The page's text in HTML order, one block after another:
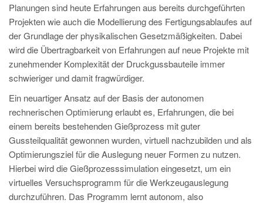
ES
MAGMA Türkei
EN
TR
EN
ZH
MAGMA Indien
EN
MAGMA Korea
Planungen sind heute Erfahrungen aus bereits durchgeführten
Projekten wie auch die Modellierung des Fertigungsablaufes auf
der Grundlage der physikalischen Gesetzmäßigkeiten. Dabei
wird die Übertragbarkeit von Erfahrungen auf neue Projekte mit
zunehmender Komplexität der Druckgussbauteile immer
schwieriger und damit fragwürdiger.
Ein neuartiger Ansatz auf der Basis der autonomen
rechnerischen Optimierung erlaubt es, Erfahrungen, die bei
einem bereits bestehenden Gießprozess mit guter
Gussteilqualität gewonnen wurden, virtuell nachzubilden und als
Optimierungsziel für die Auslegung neuer Formen zu nutzen.
Hierbei wird die Gießprozesssimulation eingesetzt, um ein
virtuelles Versuchsprogramm für die Werkzeugauslegung
durchzuführen. Das Programm lernt autonom, also